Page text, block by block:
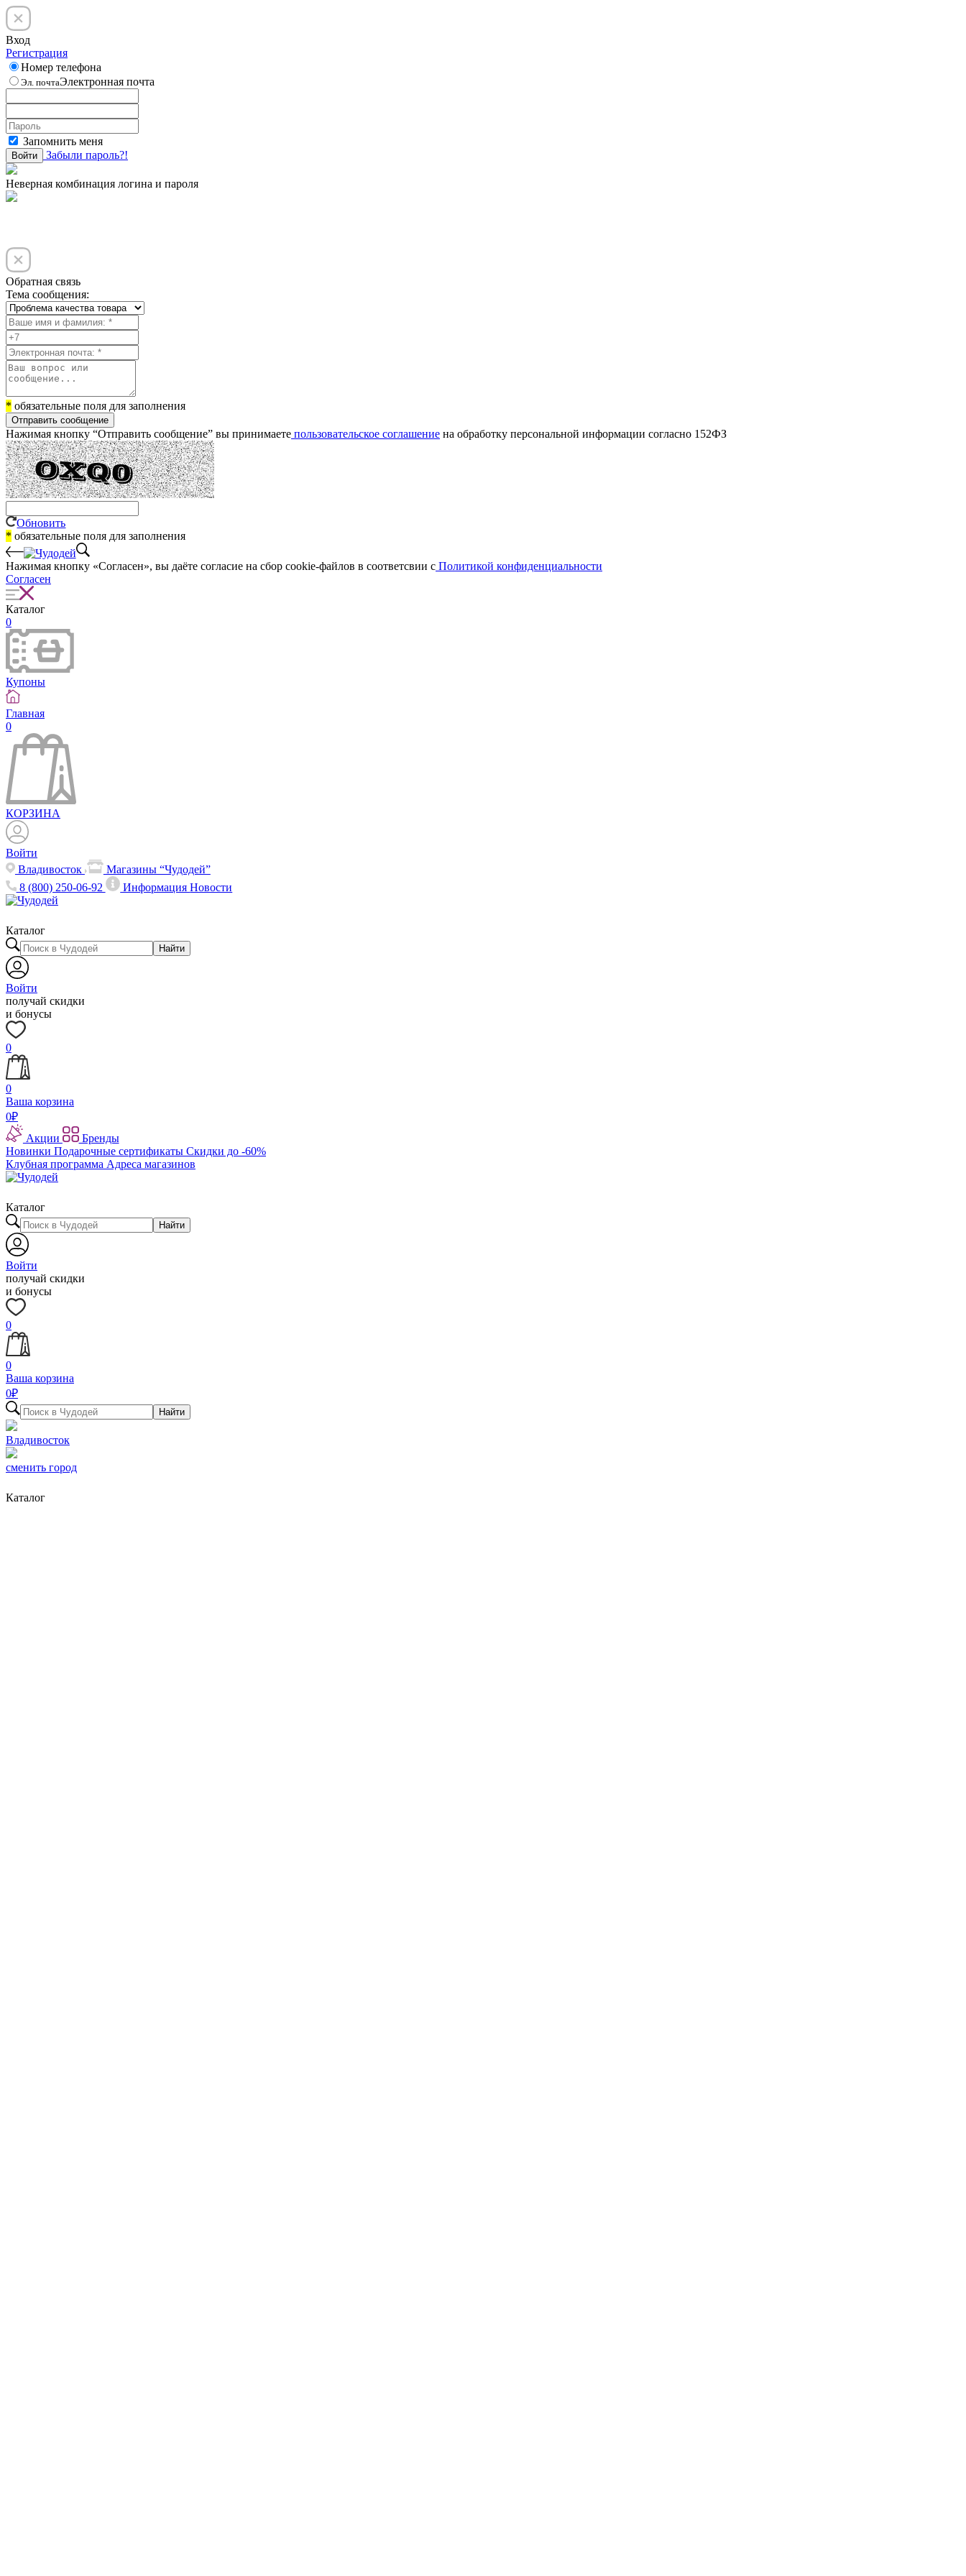
Вход
Регистрация
Номер телефона
Эл. почтаЭлектронная почта
Запомнить меня
Войти Забыли пароль?!
Неверная комбинация логина и пароля
Обратная связь
Тема сообщения:
* обязательные поля для заполнения
Отправить сообщение
Нажимая кнопку “Отправить сообщение” вы принимаете пользовательское соглашение на обработку персональной информации согласно 152ФЗ
Обновить
* обязательные поля для заполнения
Нажимая кнопку «Согласен», вы даёте cогласие на сбор cookie-файлов в соответсвии с Политикой конфиденциальности
Согласен
Каталог
0
Купоны
Главная
0
КОРЗИНА
Войти
Владивосток
Магазины “Чудодей”
8 (800) 250-06-92
ИнформацияНовости
Каталог
Найти
Войти
получай скидки
и бонусы
0
0
Ваша корзина
0₽
Акции
Бренды
Новинки Подарочные сертификаты Скидки до -60%
Клубная программа Адреса магазинов
Каталог
Найти
Войти
получай скидки
и бонусы
0
0
Ваша корзина
0₽
Найти
Владивосток
сменить город
Каталог